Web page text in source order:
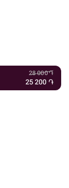
28 000֏
25 200 ֏